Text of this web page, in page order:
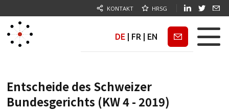
KONTAKT HRSG
DE FR EN Newsletter
Entscheide des Schweizer
Bundesgerichts (KW 4 - 2019)